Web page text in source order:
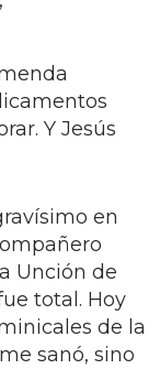
Y Jesús
en
Unción de
total. Hoy
de la
sanó, sino